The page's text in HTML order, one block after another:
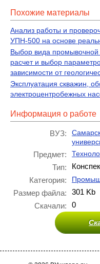
Похожие материалы
Анализ работы и
УПН-500 на основе
Выбор вида промывочной
расчет и выбор
зависимости от
Эксплуатация скважин,
электроцентробежных
Информация о работе
ВУЗ:
Предмет:
Тип:
Категория:
Размер файла:
301 Kb
Скачали:
0